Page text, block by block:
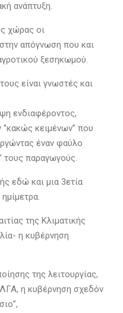
ανάπτυξη.
χώρας οι
απόγνωση που και
ξεσηκωμού.
είναι γνωστές και
ενδιαφέροντος,
κειμένων’’ που
έναν φαύλο
τους παραγωγούς.
εδώ και μια 3ετία
της Κλιματικής
η κυβέρνηση
της λειτουργίας,
η κυβέρνηση σχεδόν